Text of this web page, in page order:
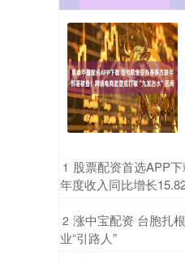
1 股票配资首选APP
年度收入同比增长
2 涨中宝配资 台胞扎
业“引路人”